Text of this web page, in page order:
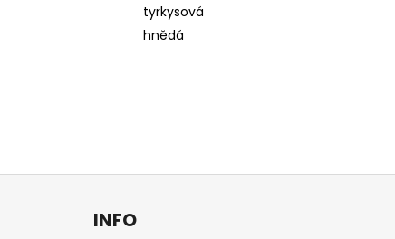
tyrkysová
hnědá
Z
INFO